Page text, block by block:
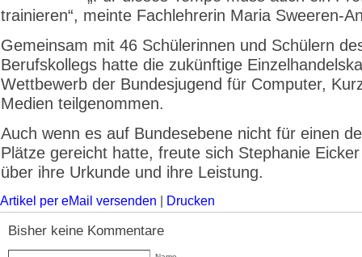
trainieren“, meinte Fachlehrerin Maria Sweeren-
Gemeinsam mit 46 Schülerinnen und Schülern
Berufskollegs hatte die zukünftige
Wettbewerb der Bundesjugend für Computer,
Medien teilgenommen.
Auch wenn es auf Bundesebene nicht für einen
Plätze gereicht hatte, freute sich Stephanie
über ihre Urkunde und ihre Leistung.
Artikel per eMail versenden Drucken
Bisher keine Kommentare